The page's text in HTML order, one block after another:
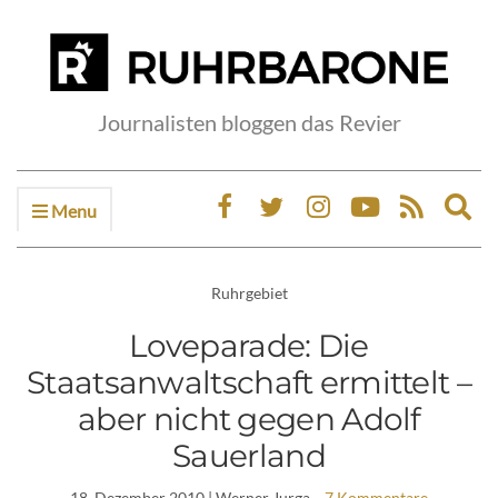
Journalisten bloggen das Revier
Menu
Ruhrgebiet
Loveparade: Die
Staatsanwaltschaft ermittelt –
aber nicht gegen Adolf
Sauerland